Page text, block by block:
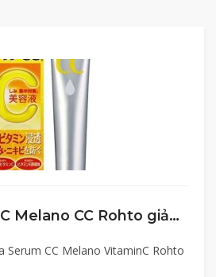
Serum Vitamin C Melano CC Rohto giảm 51% còn 956yen
Serum CC Melano VitaminC Rohto